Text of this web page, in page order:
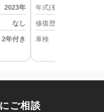
2023年
なし
2年付き
年式(初度登録)
修復歴
車検
ご相談